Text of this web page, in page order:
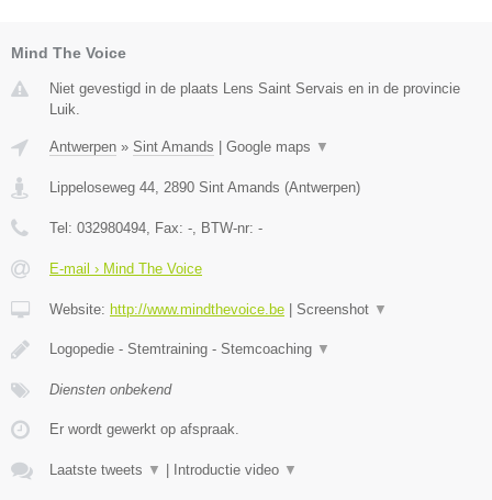
Mind The Voice
Niet gevestigd in de plaats Lens Saint Servais en in de provincie
Luik.
Antwerpen » Sint Amands | Google maps ▼
Lippeloseweg 44 2890 Sint Amands (Antwerpen)
Tel: 032980494 , Fax: - , BTW-nr: -
E-mail › Mind The Voice
Website: http://www.mindthevoice.be | Screenshot ▼
Logopedie - Stemtraining - Stemcoaching ▼
Diensten onbekend
Er wordt gewerkt op afspraak.
Laatste tweets ▼ | Introductie video ▼